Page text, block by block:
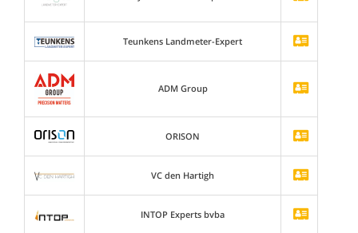
Teunkens Landmeter-Expert
ADM Group
ORISON
VC den Hartigh
INTOP Experts bvba